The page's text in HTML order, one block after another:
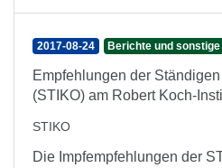
2017-08-24 Berichte und sonstige
Empfehlungen der
(STIKO) am Robert Koch-
STIKO
Die Impfempfehlungen der